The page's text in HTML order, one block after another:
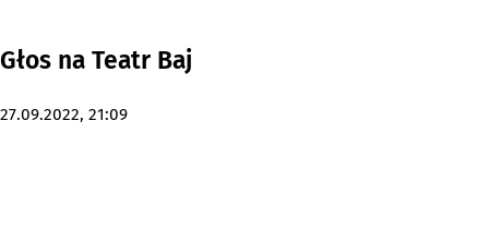
Głos na Teatr Baj
27.09.2022, godz.
21:09